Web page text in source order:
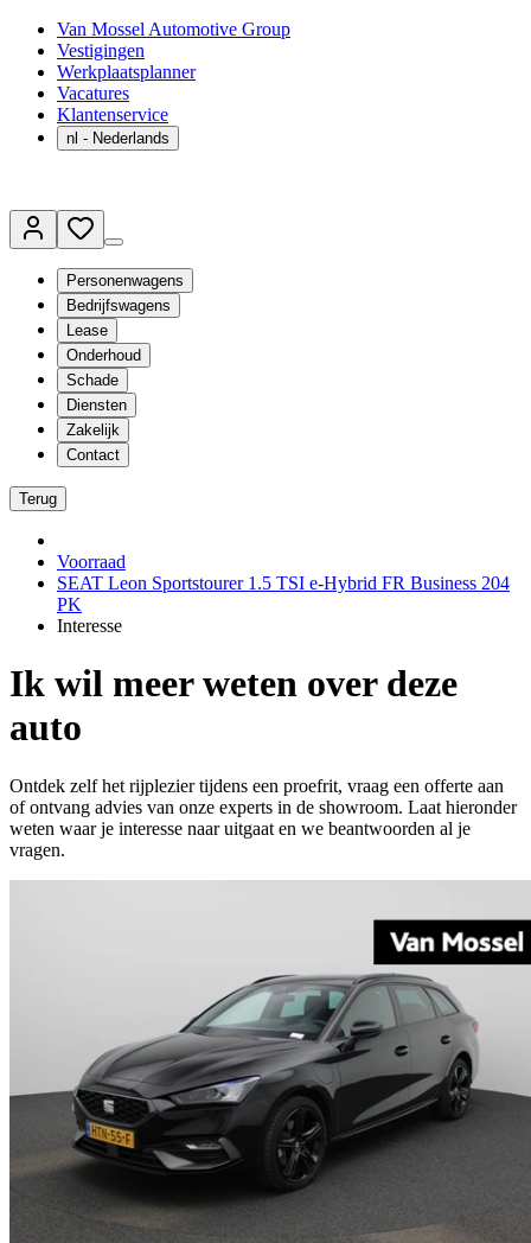
Van Mossel Automotive Group
Vestigingen
Werkplaatsplanner
Vacatures
Klantenservice
nl - Nederlands
Personenwagens
Bedrijfswagens
Lease
Onderhoud
Schade
Diensten
Zakelijk
Contact
Terug
Voorraad
SEAT Leon Sportstourer 1.5 TSI e-Hybrid FR Business 204
PK
Interesse
Ik wil meer weten over deze
auto
Ontdek zelf het rijplezier tijdens een proefrit, vraag een offerte aan
of ontvang advies van onze experts in de showroom. Laat hieronder
weten waar je interesse naar uitgaat en we beantwoorden al je
vragen.